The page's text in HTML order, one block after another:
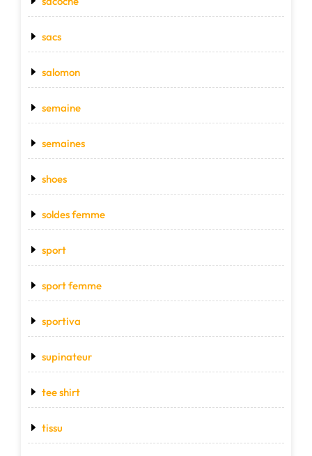
sacs
salomon
semaine
semaines
shoes
soldes femme
sport
sport femme
sportiva
supinateur
tee shirt
tissu